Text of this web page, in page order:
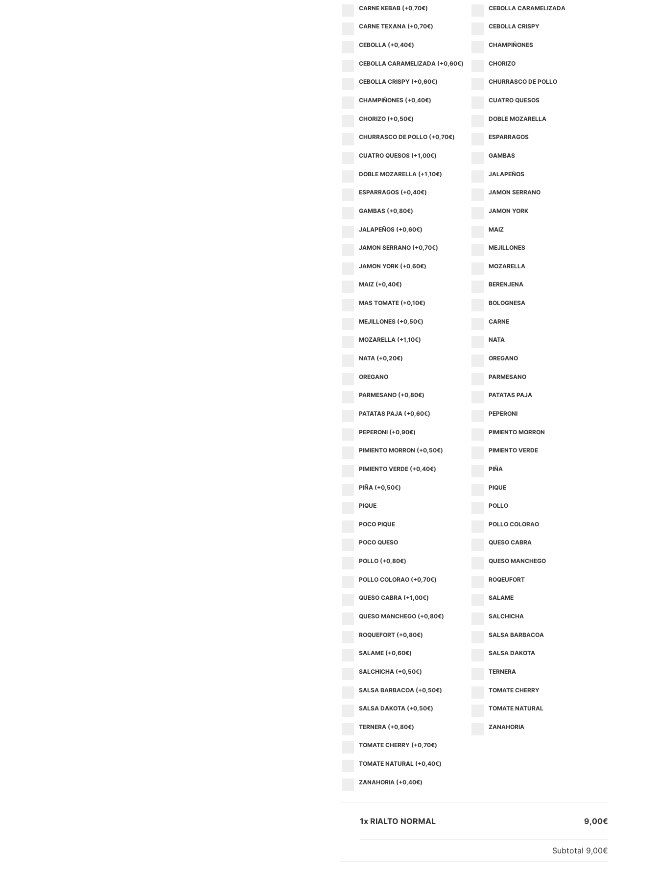
CARNE KEBAB (+0,70€)
CARNE TEXANA (+0,70€)
CEBOLLA (+0,40€)
CEBOLLA CARAMELIZADA (+0,60€)
CEBOLLA CRISPY (+0,60€)
CHAMPIÑONES (+0,40€)
CHORIZO (+0,50€)
CHURRASCO DE POLLO (+0,70€)
CUATRO QUESOS (+1,00€)
DOBLE MOZARELLA (+1,10€)
ESPARRAGOS (+0,40€)
GAMBAS (+0,80€)
JALAPEÑOS (+0,60€)
JAMON SERRANO (+0,70€)
JAMON YORK (+0,60€)
MAIZ (+0,40€)
MAS TOMATE (+0,10€)
MEJILLONES (+0,50€)
MOZARELLA (+1,10€)
NATA (+0,20€)
OREGANO
PARMESANO (+0,80€)
PATATAS PAJA (+0,60€)
PEPERONI (+0,90€)
PIMIENTO MORRON (+0,50€)
PIMIENTO VERDE (+0,40€)
PIÑA (+0,50€)
PIQUE
POCO PIQUE
POCO QUESO
POLLO (+0,80€)
POLLO COLORAO (+0,70€)
QUESO CABRA (+1,00€)
QUESO MANCHEGO (+0,80€)
ROQUEFORT (+0,80€)
SALAME (+0,60€)
SALCHICHA (+0,50€)
SALSA BARBACOA (+0,50€)
SALSA DAKOTA (+0,50€)
TERNERA (+0,80€)
TOMATE CHERRY (+0,70€)
TOMATE NATURAL (+0,40€)
ZANAHORIA (+0,40€)
CEBOLLA CARAMELIZADA
CEBOLLA CRISPY
CHAMPIÑONES
CHORIZO
CHURRASCO DE POLLO
CUATRO QUESOS
DOBLE MOZARELLA
ESPARRAGOS
GAMBAS
JALAPEÑOS
JAMON SERRANO
JAMON YORK
MAIZ
MEJILLONES
MOZARELLA
BERENJENA
BOLOGNESA
CARNE
NATA
OREGANO
PARMESANO
PATATAS PAJA
PEPERONI
PIMIENTO MORRON
PIMIENTO VERDE
PIÑA
PIQUE
POLLO
POLLO COLORAO
QUESO CABRA
QUESO MANCHEGO
ROQEUFORT
SALAME
SALCHICHA
SALSA BARBACOA
SALSA DAKOTA
TERNERA
TOMATE CHERRY
TOMATE NATURAL
ZANAHORIA
1x RIALTO NORMAL 9,00€
Subtotal 9,00€